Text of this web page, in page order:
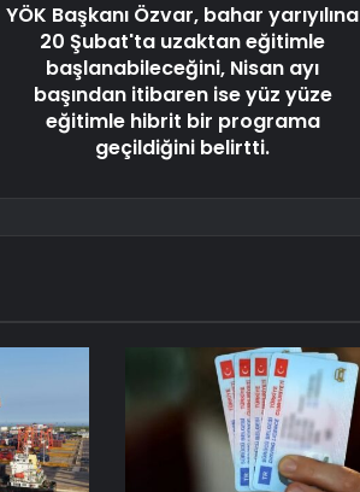
YÖK Başkanı Özvar, bahar yarıyılına
20 Şubat'ta uzaktan eğitimle
başlanabileceğini, Nisan ayı
başından itibaren ise yüz yüze
eğitimle hibrit bir programa
geçildiğini belirtti.